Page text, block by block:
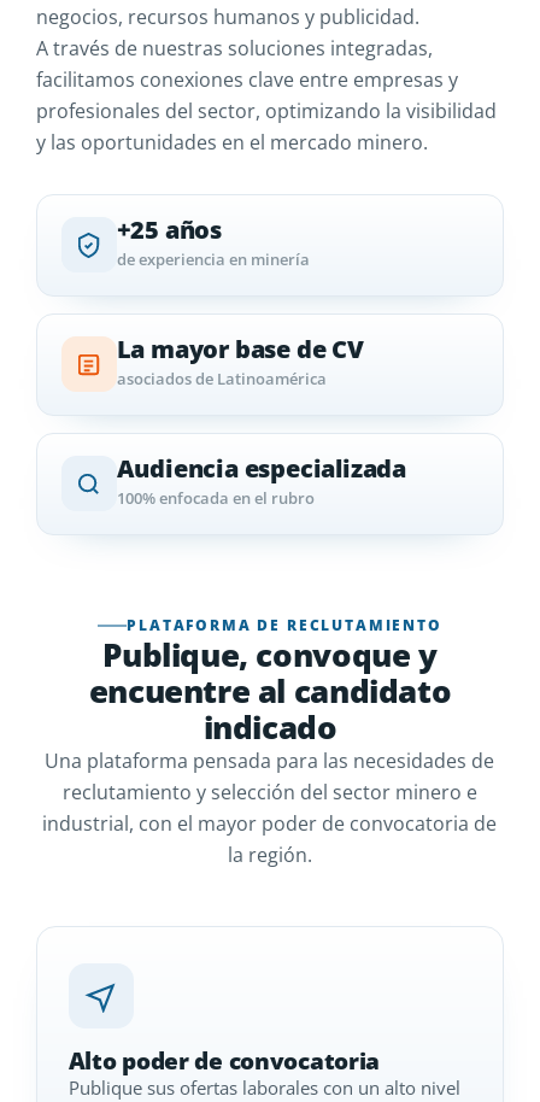
negocios, recursos humanos y publicidad.
A través de nuestras soluciones integradas,
facilitamos conexiones clave entre empresas y
profesionales del sector, optimizando la visibilidad
y las oportunidades en el mercado minero.
+25 años
de experiencia en minería
La mayor base de CV
asociados de Latinoamérica
Audiencia especializada
100% enfocada en el rubro
PLATAFORMA DE RECLUTAMIENTO
Publique, convoque y
encuentre al candidato
indicado
Una plataforma pensada para las necesidades de
reclutamiento y selección del sector minero e
industrial, con el mayor poder de convocatoria de
la región.
Alto poder de convocatoria
Publique sus ofertas laborales con un alto nivel